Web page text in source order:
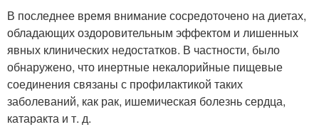
В последнее время внимание сосредоточено на диетах,
обладающих оздоровительным эффектом и лишенных
явных клинических недостатков. В частности, было
обнаружено, что инертные некалорийные пищевые
соединения связаны с профилактикой таких
заболеваний, как рак, ишемическая болезнь сердца,
катаракта и т. д.